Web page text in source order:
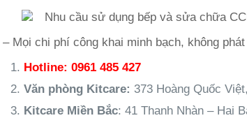
– Mọi chi phí công khai minh bạch, không
Hotline: 0961 485 427
Văn phòng Kitcare: 373 Hoàng Quốc
Kitcare Miền Bắc: 41 Thanh Nhàn – Hai